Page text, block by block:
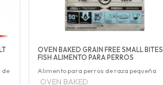
de
OVEN BAKED GRAIN FREE SMALL BITES
FISH ALIMENTO PARA PERROS
Alimento para perros de raza pequeña
OVEN BAKED